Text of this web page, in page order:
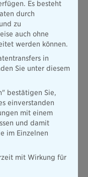
wegzuwerfen,
zu leben.
wollen oder
Vorsorge legen,
und
Es besteht
durch
zu
auch ohne
werden können.
in
Sie unter diesem
bestätigen Sie,
einverstanden
mit einem
und damit
im Einzelnen
mit Wirkung für